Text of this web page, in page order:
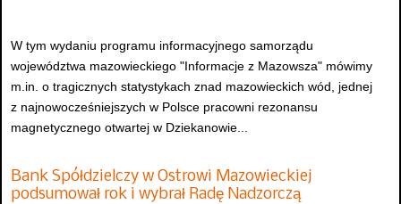
W tym wydaniu programu informacyjnego samorządu
województwa mazowieckiego "Informacje z Mazowsza" mówimy
m.in. o tragicznych statystykach znad mazowieckich wód, jednej
z najnowocześniejszych w Polsce pracowni rezonansu
magnetycznego otwartej w Dziekanowie...
Bank Spółdzielczy w Ostrowi Mazowieckiej
podsumował rok i wybrał Radę Nadzorczą